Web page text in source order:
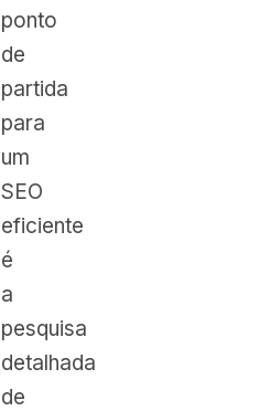
ponto
de
partida
para
um
SEO
eficiente
é
a
pesquisa
detalhada
de